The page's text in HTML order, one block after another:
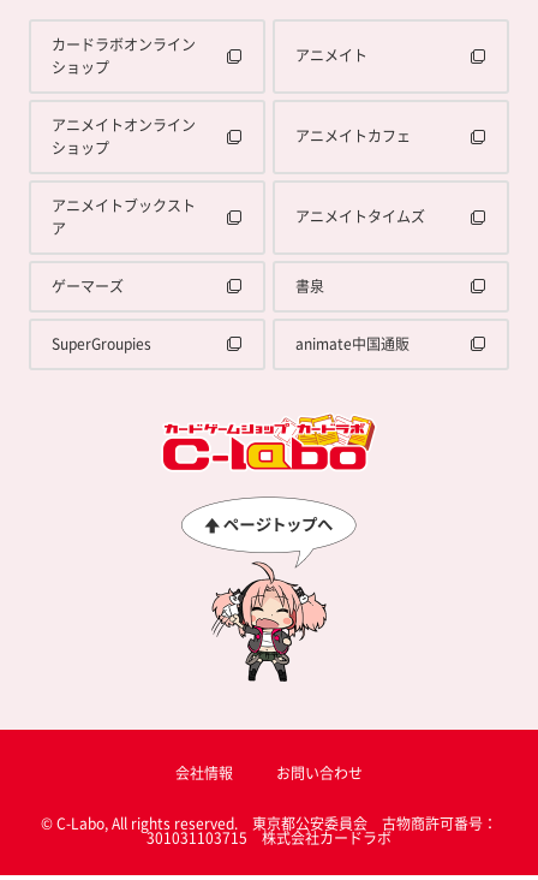
カードラボオンライン
ショップ
アニメイト
アニメイトオンライン
ショップ
アニメイトカフェ
アニメイトブックスト
ア
アニメイトタイムズ
ゲーマーズ 書泉
SuperGroupies animate中国通販
会社情報 お問い合わせ
© C-Labo, All rights reserved. 東京都公安委員会 古物商許可番号：
301031103715 株式会社カードラボ